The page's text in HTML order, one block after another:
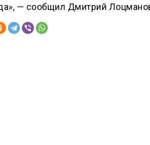
— сообщил Дмитрий